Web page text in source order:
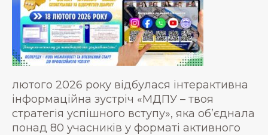
лютого 2026 року відбулася інтерактивна
інформаційна зустріч «МДПУ – твоя
стратегія успішного вступу», яка об’єднала
понад 80 учасників у форматі активного